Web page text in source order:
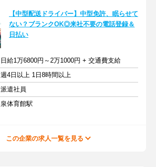
【中型配送ドライバー】中型免許、眠らせて
ない？ブランクOK◎来社不要の電話登録＆
日払い
日給1万6800円～2万1000円 + 交通費支給
週4日以上 1日8時間以上
派遣社員
泉体育館駅
この企業の求人一覧を見る